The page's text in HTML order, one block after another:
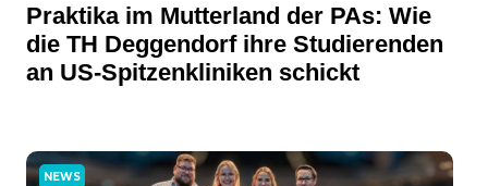
Praktika im Mutterland der PAs: Wie
die TH Deggendorf ihre Studierenden
an US-Spitzenkliniken schickt
NEWS